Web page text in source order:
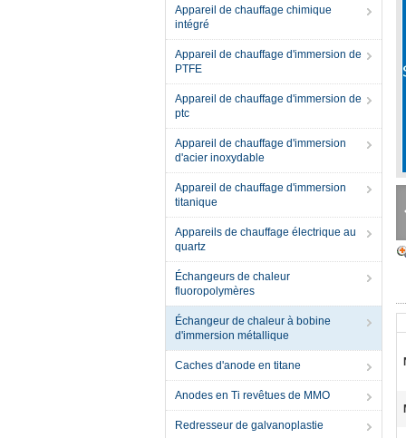
Appareil de chauffage chimique
intégré
Appareil de chauffage d'immersion de
PTFE
Appareil de chauffage d'immersion de
ptc
Appareil de chauffage d'immersion
d'acier inoxydable
Appareil de chauffage d'immersion
titanique
Appareils de chauffage électrique au
quartz
Échangeurs de chaleur
fluoropolymères
Échangeur de chaleur à bobine
d'immersion métallique
Caches d'anode en titane
Anodes en Ti revêtues de MMO
Redresseur de galvanoplastie